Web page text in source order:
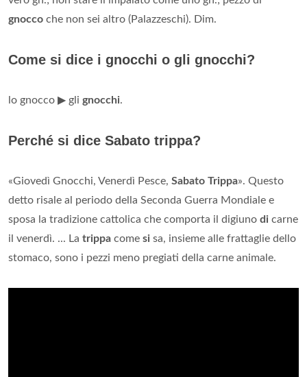
gnocco che non sei altro (Palazzeschi). Dim.
Come si dice i gnocchi o gli gnocchi?
lo gnocco ▶ gli gnocchi.
Perché si dice Sabato trippa?
«Giovedì Gnocchi, Venerdì Pesce, Sabato Trippa». Questo
detto risale al periodo della Seconda Guerra Mondiale e
sposa la tradizione cattolica che comporta il digiuno di carne
il venerdì. ... La trippa come si sa, insieme alle frattaglie dello
stomaco, sono i pezzi meno pregiati della carne animale.